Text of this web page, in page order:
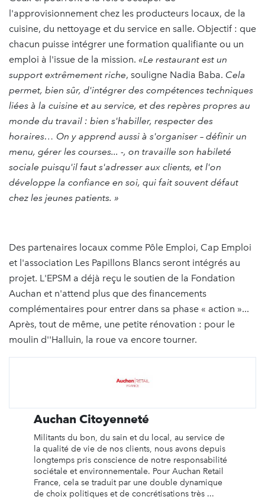
l'approvisionnement chez les producteurs locaux, de la
cuisine, du nettoyage et du service en salle. Objectif : que
chacun puisse intégrer une formation qualifiante ou un
emploi à l'issue de la mission. «Le restaurant est un
support extrêmement riche, souligne Nadia Baba. Cela
permet, bien sûr, d'intégrer des compétences techniques
liées à la cuisine et au service, et des repères propres au
monde du travail : bien s'habiller, respecter des
horaires… On y apprend aussi à s'organiser – définir un
menu, gérer les courses... -, on travaille son habileté
sociale puisqu'il faut s'adresser aux clients, et l'on
développe la confiance en soi, qui fait souvent défaut
chez les jeunes patients. »
Des partenaires locaux comme Pôle Emploi, Cap Emploi
et l'association Les Papillons Blancs seront intégrés au
projet. L'EPSM a déjà reçu le soutien de la Fondation
Auchan et n'attend plus que des financements
complémentaires pour entrer dans sa phase « action »...
Après, tout de même, une petite rénovation : pour le
moulin d''Halluin, la roue va encore tourner.
Auchan Citoyenneté
Militants du bon, du sain et du local, au service de
la qualité de vie de nos clients, nous avons depuis
longtemps pris conscience de notre responsabilité
sociétale et environnementale. Pour Auchan Retail
France, cela se traduit par une double dynamique
de choix politiques et de concrétisations très ...